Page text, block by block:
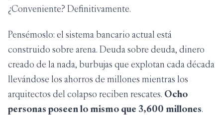
¿Conveniente? Definitivamente.
Pensémoslo: el sistema bancario actual está
construido sobre arena. Deuda sobre deuda, dinero
creado de la nada, burbujas que explotan cada década
llevándose los ahorros de millones mientras los
arquitectos del colapso reciben rescates. Ocho
personas poseen lo mismo que 3,600 millones.